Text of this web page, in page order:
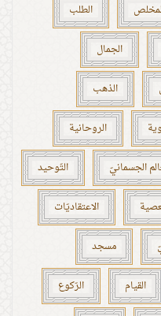
الطلب
الجمال
الذهب
الروحانية
الجسمانيّ التّوحيد
الاعتقاديّات
مسجد
القيام الرّكوع